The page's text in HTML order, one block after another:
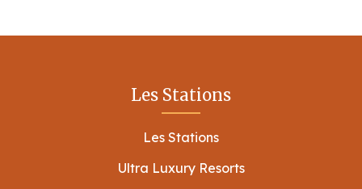
Les Stations
Les Stations
Ultra Luxury Resorts